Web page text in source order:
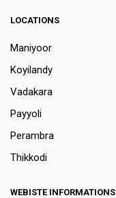
LOCATIONS
Maniyoor
Koyilandy
Vadakara
Payyoli
Perambra
Thikkodi
WEBISTE INFORMATIONS